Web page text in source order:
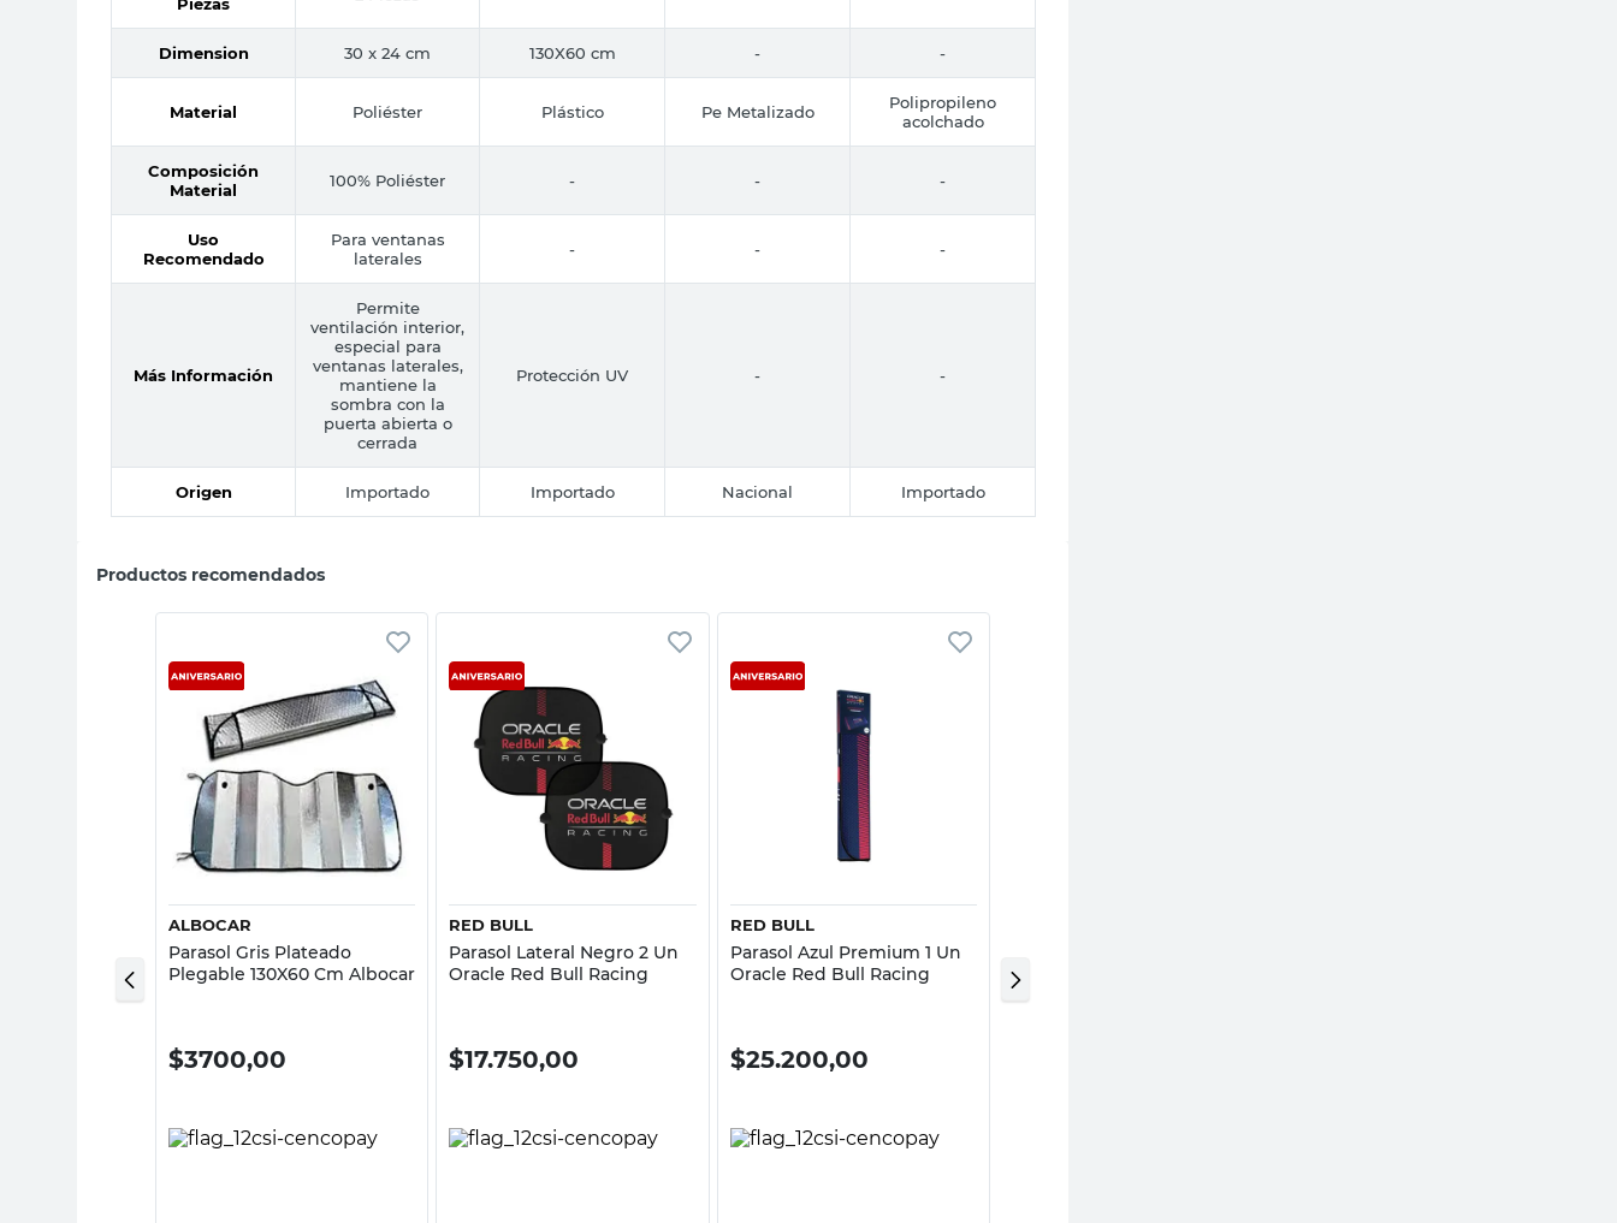
Dimension 30 x 24 cm 130X60 cm - -
Material Poliéster Plástico Pe Metalizado
Polipropileno
acolchado
Composición
Material
100% Poliéster - - -
Uso
Recomendado
Para ventanas
laterales
- - -
Más Información
Permite
ventilación interior,
especial para
ventanas laterales,
mantiene la
sombra con la
puerta abierta o
cerrada
Protección UV - -
Origen Importado Importado Nacional Importado
Productos recomendados
Vista rápida
ALBOCAR
Parasol Gris Plateado
Plegable 130X60 Cm Albocar
$3700,00
Vista rápida
RED BULL
Parasol Lateral Negro 2 Un
Oracle Red Bull Racing
$17.750,00
Vista rápida
RED BULL
Parasol Azul Premium 1 Un
Oracle Red Bull Racing
$25.200,00
Un Datrak